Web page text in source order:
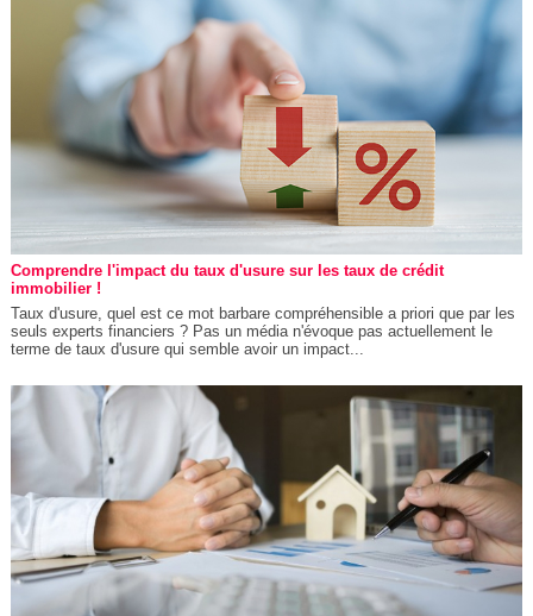
Comprendre l'impact du taux d'usure sur les taux de crédit
immobilier !
Taux d'usure, quel est ce mot barbare compréhensible a priori que par les
seuls experts financiers ? Pas un média n'évoque pas actuellement le
terme de taux d'usure qui semble avoir un impact...